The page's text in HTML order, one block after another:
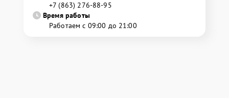
+7 (863) 276-88-95
Время работы
Работаем с 09:00 до 21:00